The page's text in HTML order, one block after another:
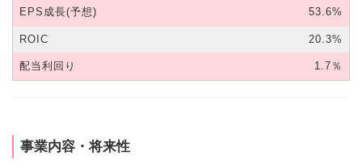
EPS成長(予想) 53.6%
ROIC 20.3%
配当利回り 1.7％
事業内容・将来性